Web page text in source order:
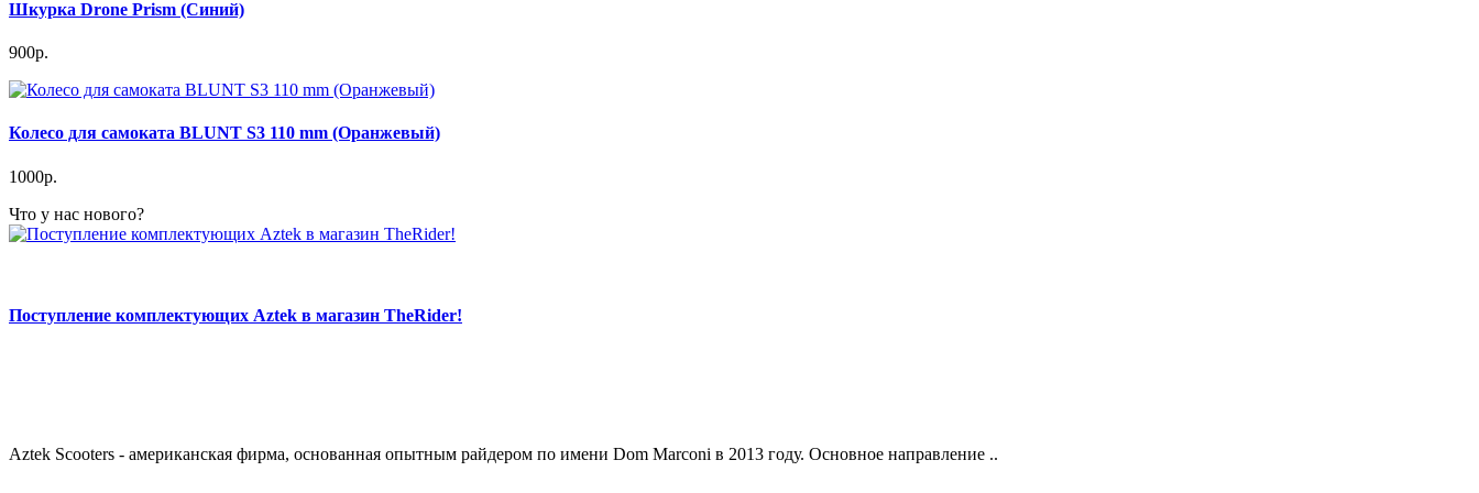
Шкурка Drone Prism (Синий)
900р.
Колесо для самоката BLUNT S3 110 mm (Оранжевый)
1000р.
Что у нас нового?
Поступление комплектующих Aztek в магазин TheRider!
Aztek Scooters - американская фирма, основанная опытным райдером по имени Dom Marconi в 2013 году. Основное направление ..